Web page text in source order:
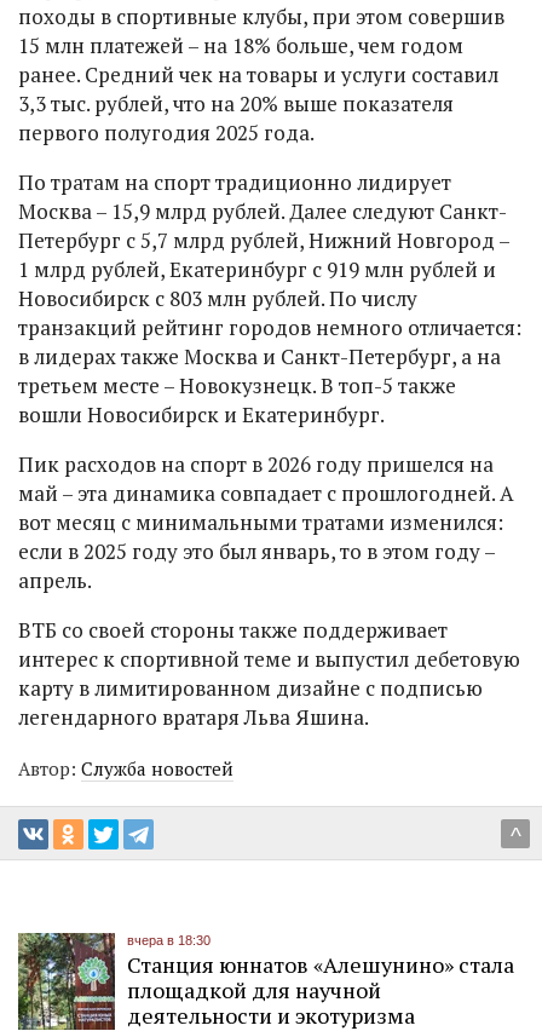
походы в спортивные клубы, при этом совершив
15 млн платежей – на 18% больше, чем годом
ранее. Средний чек на товары и услуги составил
3,3 тыс. рублей, что на 20% выше показателя
первого полугодия 2025 года.
По тратам на спорт традиционно лидирует
Москва – 15,9 млрд рублей. Далее следуют Санкт-
Петербург с 5,7 млрд рублей, Нижний Новгород –
1 млрд рублей, Екатеринбург с 919 млн рублей и
Новосибирск с 803 млн рублей. По числу
транзакций рейтинг городов немного отличается:
в лидерах также Москва и Санкт-Петербург, а на
третьем месте – Новокузнецк. В топ-5 также
вошли Новосибирск и Екатеринбург.
Пик расходов на спорт в 2026 году пришелся на
май – эта динамика совпадает с прошлогодней. А
вот месяц с минимальными тратами изменился:
если в 2025 году это был январь, то в этом году –
апрель.
ВТБ со своей стороны также поддерживает
интерес к спортивной теме и выпустил дебетовую
карту в лимитированном дизайне с подписью
легендарного вратаря Льва Яшина.
Автор: Служба новостей
^
вчера в 18:30
Станция юннатов «Алешунино» стала
площадкой для научной
деятельности и экотуризма